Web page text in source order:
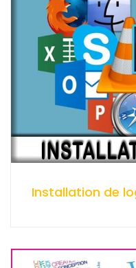
Installation de